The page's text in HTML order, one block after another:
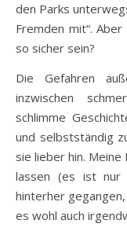
den Parks
Fremden mit“.
so sicher sein?
Die Gefahren
inzwischen
schlimme
und selbstständig
sie lieber hin. Meine
lassen (es ist
hinterher
es wohl auch